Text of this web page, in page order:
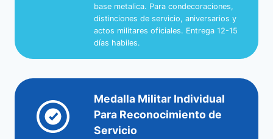
base metalica. Para condecoraciones,
distinciones de servicio, aniversarios y
actos militares oficiales. Entrega 12-15
días habiles.
Medalla Militar Individual
Para Reconocimiento de
Servicio